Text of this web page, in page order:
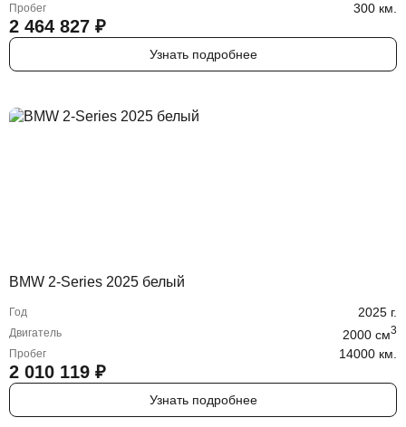
Пробег 300 км.
2 464 827 ₽
Узнать подробнее
BMW 2-Series 2025 белый
Год 2025 г.
Двигатель 2000 cм3
Пробег 14000 км.
2 010 119 ₽
Узнать подробнее